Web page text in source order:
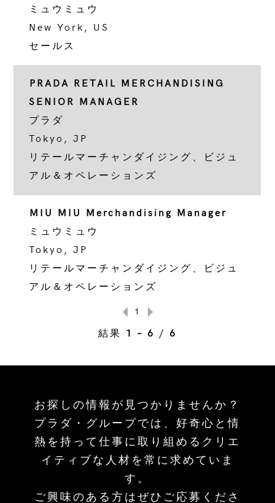
ミュウミュウ
New York, US
セールス
PRADA RETAIL MERCHANDISING
SENIOR MANAGER
プラダ
Tokyo, JP
リテールマーチャンダイジング、ビジュ
アル＆オペレーションズ
MIU MIU Merchandising Manager
ミュウミュウ
Tokyo, JP
リテールマーチャンダイジング、ビジュ
アル＆オペレーションズ
1
結果 1 – 6 / 6
お探しの情報が見つかりませんか？
プラダ・グループでは、好奇心と情
熱を持って仕事に取り組めるクリエ
イティブな人材を常に求めていま
す。
ご興味のある方はぜひご応募くださ